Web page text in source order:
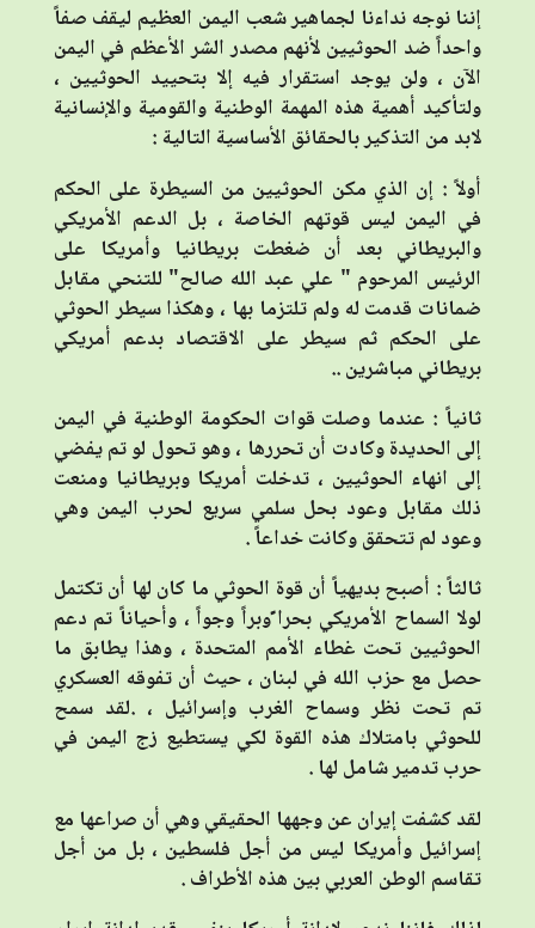
إننا نوجه نداءنا لجماهير شعب اليمن العظيم ليقف صفاً
واحداً ضد الحوثيين لأنهم مصدر الشر الأعظم في اليمن
الآن ، ولن يوجد استقرار فيه إلا بتحييد الحوثيين ،
ولتأكيد أهمية هذه المهمة الوطنية والقومية والإنسانية
لابد من التذكير بالحقائق الأساسية التالية :
أولاً : إن الذي مكن الحوثيين من السيطرة على الحكم
في اليمن ليس قوتهم الخاصة ، بل الدعم الأمريكي
والبريطاني بعد أن ضغطت بريطانيا وأمريكا على
الرئيس المرحوم " علي عبد الله صالح" للتنحي مقابل
ضمانات قدمت له ولم تلتزما بها ، وهكذا سيطر الحوثي
على الحكم ثم سيطر على الاقتصاد بدعم أمريكي
بريطاني مباشرين ..
ثانياً : عندما وصلت قوات الحكومة الوطنية في اليمن
إلى الحديدة وكادت أن تحررها ، وهو تحول لو تم يفضي
إلى انهاء الحوثيين ، تدخلت أمريكا وبريطانيا ومنعت
ذلك مقابل وعود بحل سلمي سريع لحرب اليمن وهي
وعود لم تتحقق وكانت خداعاً .
ثالثاً : أصبح بديهياً أن قوة الحوثي ما كان لها أن تكتمل
لولا السماح الأمريكي بحرا ًوبراً وجواً ، وأحياناً تم دعم
الحوثيين تحت غطاء الأمم المتحدة ، وهذا يطابق ما
حصل مع حزب الله في لبنان ، حيث أن تفوقه العسكري
تم تحت نظر وسماح الغرب وإسرائيل ، .لقد سمح
للحوثي بامتلاك هذه القوة لكي يستطيع زج اليمن في
حرب تدمير شامل لها .
لقد كشفت إيران عن وجهها الحقيقي وهي أن صراعها مع
إسرائيل وأمريكا ليس من أجل فلسطين ، بل من أجل
تقاسم الوطن العربي بين هذه الأطراف .